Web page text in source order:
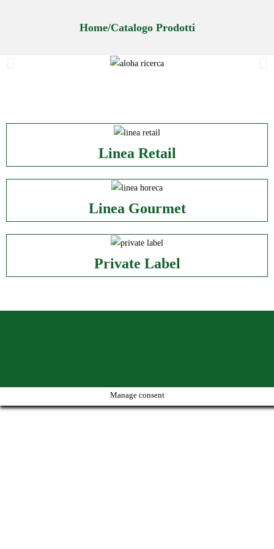
Home/Catalogo Prodotti
Linea Retail
Linea Gourmet
Private Label
Manage consent